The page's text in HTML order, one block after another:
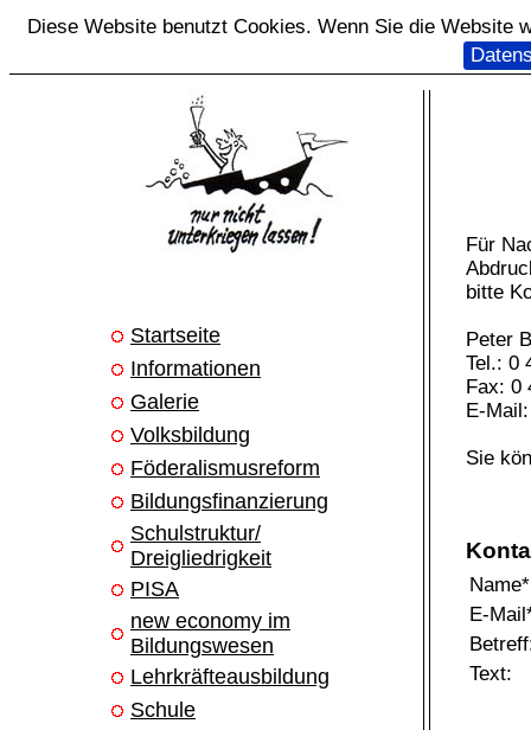
Diese Website benutzt Cookies. Wenn Sie die Website
Startseite
Informationen
Galerie
Volksbildung
Föderalismusreform
Bildungsfinanzierung
Schulstruktur/
Dreigliedrigkeit
PISA
new economy im
Bildungswesen
Lehrkräfteausbildung
Schule
Für
bitte
Peter
Tel.: 0
Fax: 0
E-
Sie
E-
Text: